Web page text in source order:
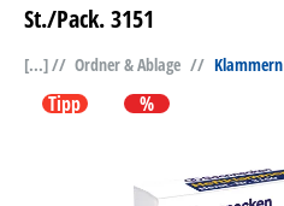
St./Pack. 3151
[...] // Ordner & Ablage // Klammern
Tipp %